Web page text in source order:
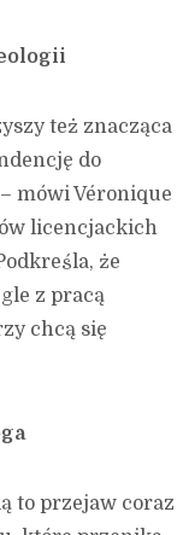
też znacząca
do
mówi Véronique
licencjackich
że
z pracą
chcą się
to przejaw coraz